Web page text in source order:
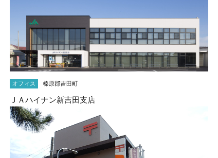
オフィス 榛原郡吉田町
ＪＡハイナン新吉田支店